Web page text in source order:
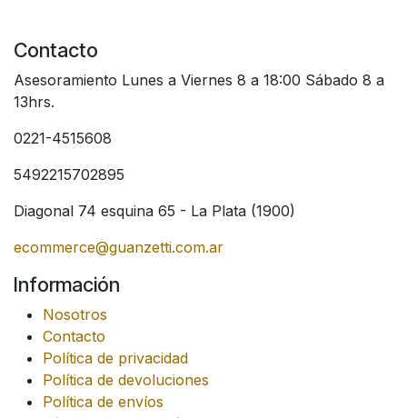
Contacto
Asesoramiento Lunes a Viernes 8 a 18:00 Sábado 8 a
13hrs.
0221-4515608
5492215702895
Diagonal 74 esquina 65 - La Plata (1900)
ecommerce@guanzetti.com.ar
Información
Nosotros
Contacto
Política de privacidad
Política de devoluciones
Política de envíos